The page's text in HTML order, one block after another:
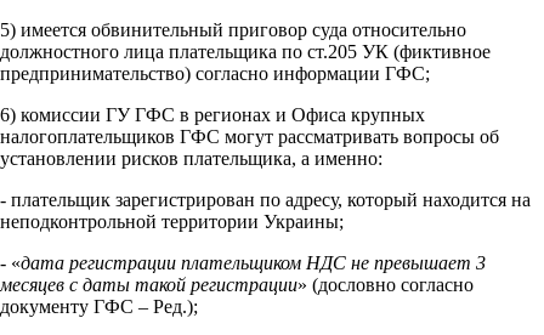
5) имеется обвинительный приговор суда относительно
должностного лица плательщика по ст.205 УК (фиктивное
предпринимательство) согласно информации ГФС;
6) комиссии ГУ ГФС в регионах и Офиса крупных
налогоплательщиков ГФС могут рассматривать вопросы об
установлении рисков плательщика, а именно:
- плательщик зарегистрирован по адресу, который находится на
неподконтрольной территории Украины;
- «дата регистрации плательщиком НДС не превышает 3
месяцев с даты такой регистрации» (дословно согласно
документу ГФС – Ред.);